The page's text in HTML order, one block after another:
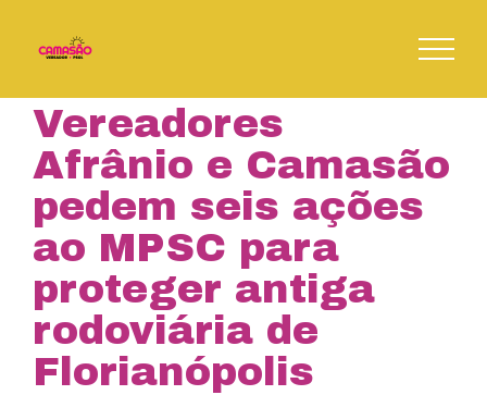
Vereadores
Afrânio e Camasão
pedem seis ações
ao MPSC para
proteger antiga
rodoviária de
Florianópolis